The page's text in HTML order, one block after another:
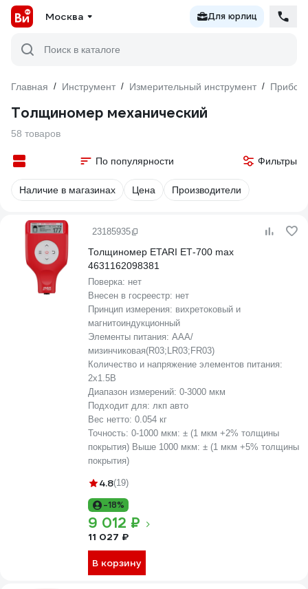
Москва Для юрлиц
Поиск в каталоге
Главная / Инструмент / Измерительный инструмент /
Толщиномер механический
58 товаров
По популярности Фильтры
Наличие в магазинах Цена Производители
23185935
Толщиномер ETARI ЕТ-700 max
4631162098381
Поверка: нет
Внесен в госреестр: нет
Принцип измерения: вихретоковый и
магнитоиндукционный
Элементы питания: AAA/
мизинчиковая(R03;LR03;FR03)
Количество и напряжение элементов питания:
2х1.5B
Диапазон измерений: 0-3000 мкм
Подходит для: лкп авто
Вес нетто: 0.054 кг
Точность: 0-1000 мкм: ± (1 мкм +2% толщины
покрытия) Выше 1000 мкм: ± (1 мкм +5% толщины
покрытия)
4.8(19)
-18%
9 012 ₽
11 027 ₽
В корзину